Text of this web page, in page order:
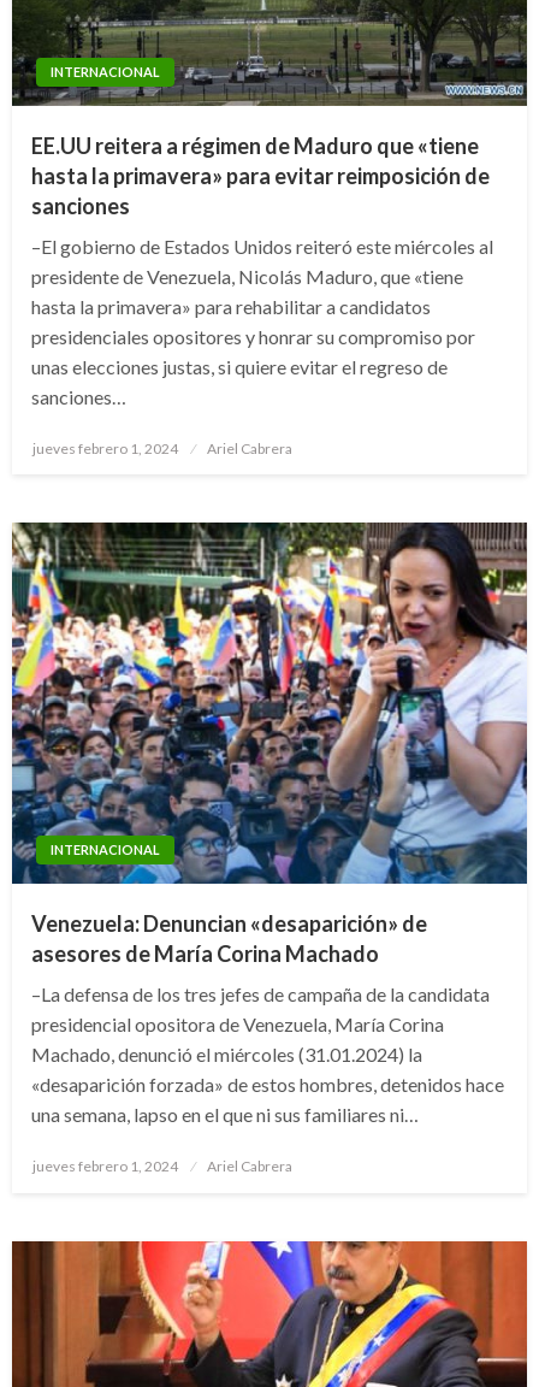
INTERNACIONAL
EE.UU reitera a régimen de Maduro que «tiene
hasta la primavera» para evitar reimposición de
sanciones
–El gobierno de Estados Unidos reiteró este miércoles al
presidente de Venezuela, Nicolás Maduro, que «tiene
hasta la primavera» para rehabilitar a candidatos
presidenciales opositores y honrar su compromiso por
unas elecciones justas, si quiere evitar el regreso de
sanciones…
Publicado
jueves febrero 1, 2024 Ariel Cabrera
INTERNACIONAL
Venezuela: Denuncian «desaparición» de
asesores de María Corina Machado
–La defensa de los tres jefes de campaña de la candidata
presidencial opositora de Venezuela, María Corina
Machado, denunció el miércoles (31.01.2024) la
«desaparición forzada» de estos hombres, detenidos hace
una semana, lapso en el que ni sus familiares ni…
Publicado
jueves febrero 1, 2024 Ariel Cabrera